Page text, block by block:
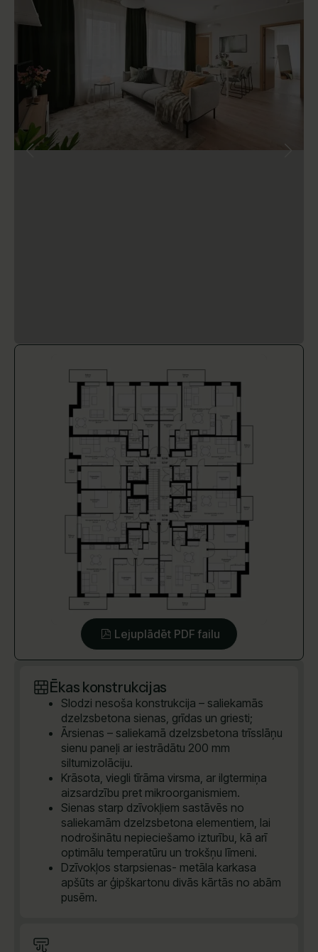
Lejuplādēt PDF failu
Ēkas konstrukcijas
Slodzi nesoša konstrukcija – saliekamās
dzelzsbetona sienas, grīdas un griesti;
Ārsienas – saliekamā dzelzsbetona trīsslāņu
sienu paneļi ar iestrādātu 200 mm
siltumizolāciju.
Krāsota, viegli tīrāma virsma, ar ilgtermiņa
aizsardzību pret mikroorganismiem.
Sienas starp dzīvokļiem sastāvēs no
saliekamām dzelzsbetona elementiem, lai
nodrošinātu nepieciešamo izturību, kā arī
optimālu temperatūru un trokšņu līmeni.
Dzīvokļos starpsienas- metāla karkasa
apšūts ar ģipškartonu divās kārtās no abām
pusēm.